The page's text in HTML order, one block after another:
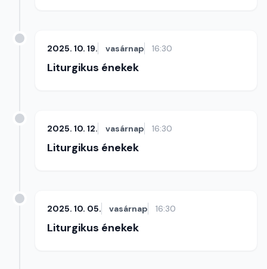
2025. 10. 19. vasárnap 16:30
Liturgikus énekek
2025. 10. 12. vasárnap 16:30
Liturgikus énekek
2025. 10. 05. vasárnap 16:30
Liturgikus énekek